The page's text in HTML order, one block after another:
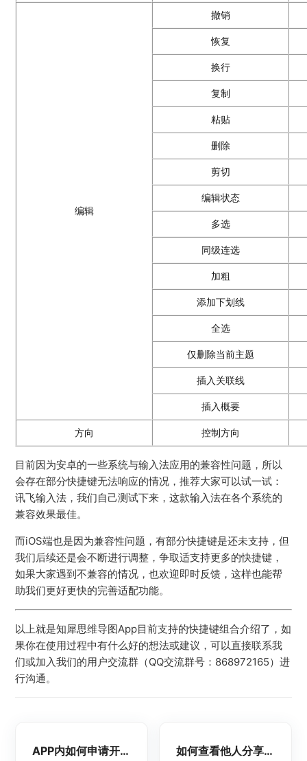
编辑
撤销
恢复
换行
复制
粘贴
删除
剪切
编辑状态
多选
同级连选
加粗
添加下划线
全选
仅删除当前主题
插入关联线
插入概要
方向 控制方向
目前因为安卓的一些系统与输入法应用的兼容性问题，所以
会存在部分快捷键无法响应的情况，推荐大家可以试一试：
讯飞输入法，我们自己测试下来，这款输入法在各个系统的
兼容效果最佳。
而iOS端也是因为兼容性问题，有部分快捷键是还未支持，但
我们后续还是会不断进行调整，争取适支持更多的快捷键，
如果大家遇到不兼容的情况，也欢迎即时反馈，这样也能帮
助我们更好更快的完善适配功能。
以上就是知犀思维导图App目前支持的快捷键组合介绍了，如
果你在使用过程中有什么好的想法或建议，可以直接联系我
们或加入我们的用户交流群（QQ交流群号：868972165）进
行沟通。
APP内如何申请开发票？ 如何查看他人分享的导图文件？